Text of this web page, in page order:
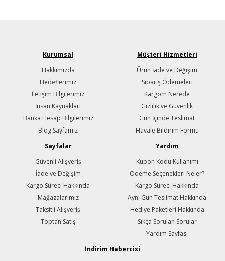
Kurumsal
Hakkımızda
Hedeflerimiz
İletişim Bilgilerimiz
İnsan Kaynakları
Banka Hesap Bilgilerimiz
Blog Sayfamız
Müşteri Hizmetleri
Ürün İade ve Değişim
Sipariş Ödemeleri
Kargom Nerede
Gizlilik ve Güvenlik
Gün İçinde Teslimat
Havale Bildirim Formu
Sayfalar
Güvenli Alışveriş
İade ve Değişim
Kargo Süreci Hakkında
Mağazalarımız
Taksitli Alışveriş
Toptan Satış
Yardım
Kupon Kodu Kullanımı
Ödeme Seçenekleri Neler?
Kargo Süreci Hakkında
Aynı Gün Teslimat Hakkında
Hediye Paketleri Hakkında
Sıkça Sorulan Sorular
Yardım Sayfası
İndirim Habercisi